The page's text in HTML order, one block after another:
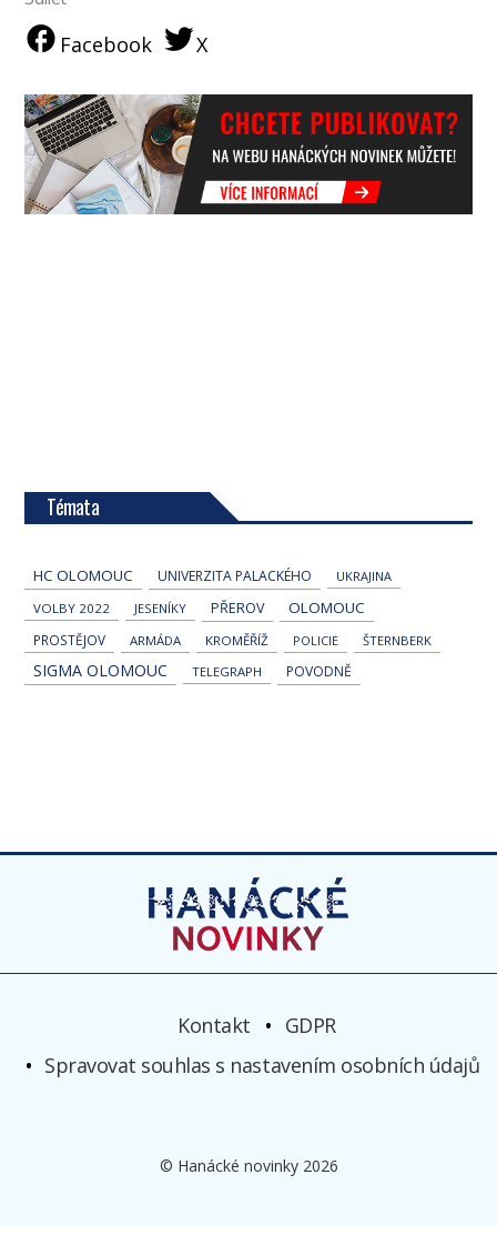
Facebook X
Témata
HC OLOMOUC UNIVERZITA PALACKÉHO
UKRAJINA
VOLBY 2022
JESENÍKY PŘEROV OLOMOUC
PROSTĚJOV ARMÁDA KROMĚŘÍŽ POLICIE ŠTERNBERK
SIGMA OLOMOUC TELEGRAPH POVODNĚ
Kontakt
GDPR
Spravovat souhlas s nastavením osobních údajů
© Hanácké novinky 2026